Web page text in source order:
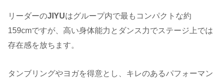
リーダーのJIYUはグループ内で最もコンパクトな約
159cmですが、高い身体能力とダンス力でステージ上では
存在感を放ちます。
タンブリングやヨガを得意とし、キレのあるパフォーマン